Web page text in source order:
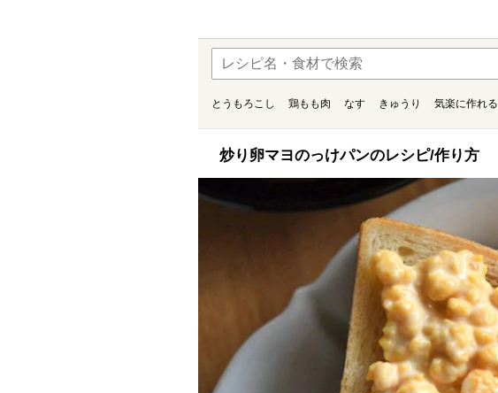
とうもろこし 鶏もも肉 なす きゅうり 気楽に作れる
炒り卵マヨのっけパンのレシピ/作り方